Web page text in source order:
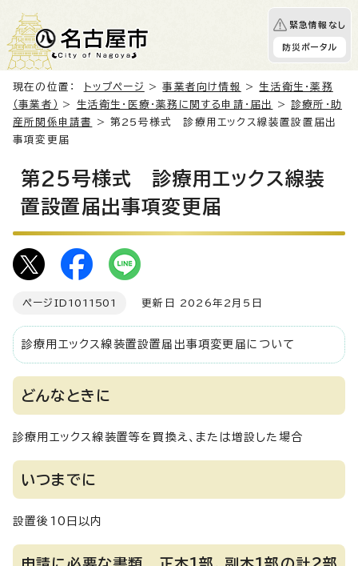
緊急情報なし
防災ポータル
現在の位置： トップページ >事業者向け情報 >生活衛生・薬務
（事業者）
> 生活衛生・医療・薬務に関する申請・届出 >診療所・助
産所関係申請書
> 第25号様式 診療用エックス線装置設置届出
事項変更届
第25号様式 診療用エックス線装
置設置届出事項変更届
ページID 1011501 更新日 2026年2月5日
診療用エックス線装置設置届出事項変更届について
どんなときに
診療用エックス線装置等を買換え、または増設した場合
いつまでに
設置後10日以内